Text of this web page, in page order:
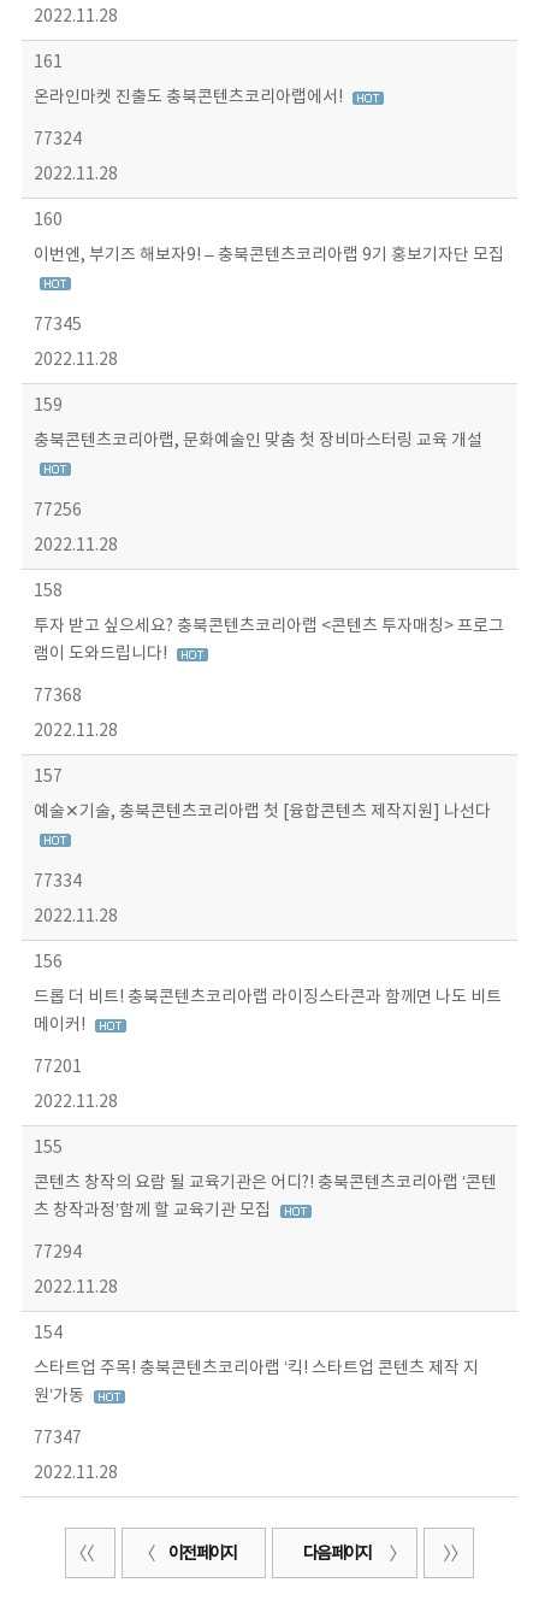
2022.11.28
161
온라인마켓 진출도 충북콘텐츠코리아랩에서!
77324
2022.11.28
160
이번엔, 부기즈 해보자9! – 충북콘텐츠코리아랩 9기 홍보기자단 모집
77345
2022.11.28
159
충북콘텐츠코리아랩, 문화예술인 맞춤 첫 장비마스터링 교육 개설
77256
2022.11.28
158
투자 받고 싶으세요? 충북콘텐츠코리아랩 <콘텐츠 투자매칭> 프로그
램이 도와드립니다!
77368
2022.11.28
157
예술✕기술, 충북콘텐츠코리아랩 첫 [융합콘텐츠 제작지원] 나선다
77334
2022.11.28
156
드롭 더 비트! 충북콘텐츠코리아랩 라이징스타콘과 함께면 나도 비트
메이커!
77201
2022.11.28
155
콘텐츠 창작의 요람 될 교육기관은 어디?! 충북콘텐츠코리아랩 ‘콘텐
츠 창작과정’함께 할 교육기관 모집
77294
2022.11.28
154
스타트업 주목! 충북콘텐츠코리아랩 ‘킥! 스타트업 콘텐츠 제작 지
원’가동
77347
2022.11.28
이전 페이지 다음 페이지